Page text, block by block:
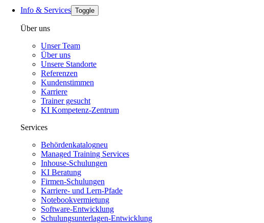
Info & Services Toggle
Über uns
Unser Team
Über uns
Unsere Standorte
Referenzen
Kundenstimmen
Karriere
Trainer gesucht
KI Kompetenz-Zentrum
Services
Behördenkatalogneu
Managed Training Services
Inhouse-Schulungen
KI Beratung
Firmen-Schulungen
Karriere- und Lern-Pfade
Notebookvermietung
Software-Entwicklung
Schulungsunterlagen-Entwicklung